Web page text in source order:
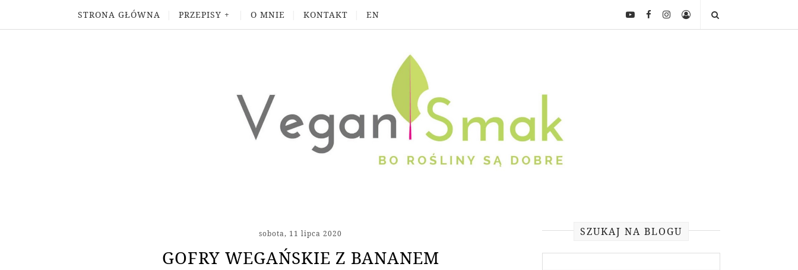
STRONA GŁÓWNA PRZEPISY O MNIE KONTAKT EN
sobota, 11 lipca 2020
GOFRY WEGAŃSKIE Z BANANEM
SZUKAJ NA BLOGU